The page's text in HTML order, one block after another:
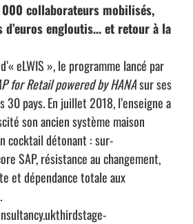
000 collaborateurs mobilisés,
engloutis… et retour à la
eLWIS », le programme lancé par
for Retail powered by HANAsur ses
30 pays. En juillet 2018, l’enseigne a
son ancien système maison
cocktail détonant : sur-
SAP, résistance au changement,
et dépendance totale aux
thirdstage-